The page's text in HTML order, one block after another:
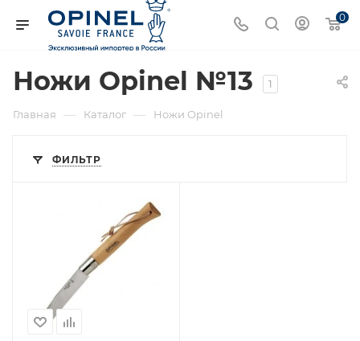
0
Ножи Opinel №13 1
Главная — Каталог — Ножи Opinel
ФИЛЬТР